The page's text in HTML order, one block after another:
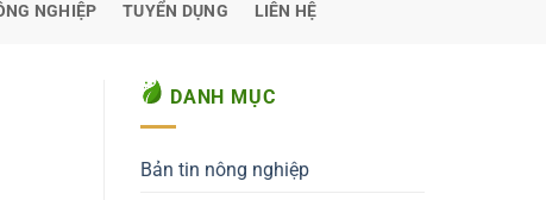
NGHIỆP TUYỂN DỤNG LIÊN HỆ
DANH MỤC
Bản tin nông nghiệp